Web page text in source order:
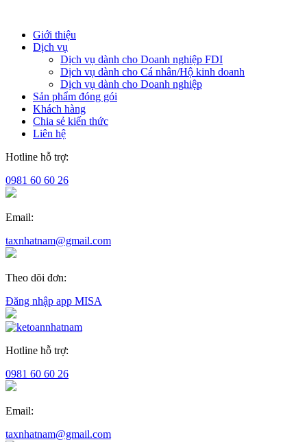
Giới thiệu
Dịch vụ
Dịch vụ dành cho Doanh nghiệp FDI
Dịch vụ dành cho Cá nhân/Hộ kinh doanh
Dịch vụ dành cho Doanh nghiệp
Sản phẩm đóng gói
Khách hàng
Chia sẻ kiến thức
Liên hệ
Hotline hỗ trợ:
0981 60 60 26
Email:
taxnhatnam@gmail.com
Theo dõi đơn:
Đăng nhập app MISA
Hotline hỗ trợ:
0981 60 60 26
Email:
taxnhatnam@gmail.com